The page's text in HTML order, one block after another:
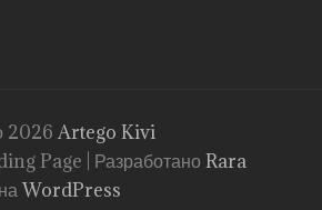
2026 Artego Kivi
Page | Разработано Rara
WordPress